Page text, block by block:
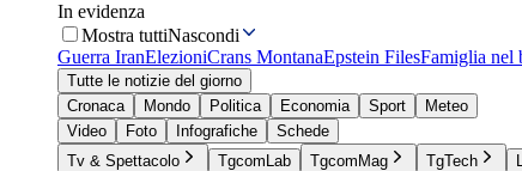
In evidenza
Mostra tuttiNascondi
Guerra IranElezioniCrans MontanaEpstein FilesFamiglia nel
Tutte le notizie del giorno
Cronaca
Mondo Politica Economia Sport
Meteo
Video
Foto Infografiche
Schede
Tv & Spettacolo
TgcomLab TgcomMag TgTech